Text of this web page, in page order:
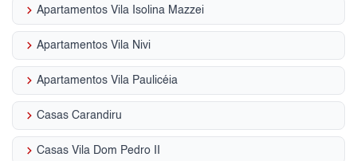
keyboard_arrow_right Apartamentos Vila Isolina Mazzei
keyboard_arrow_right Apartamentos Vila Nivi
keyboard_arrow_right Apartamentos Vila Paulicéia
keyboard_arrow_right Casas Carandiru
keyboard_arrow_right Casas Vila Dom Pedro II